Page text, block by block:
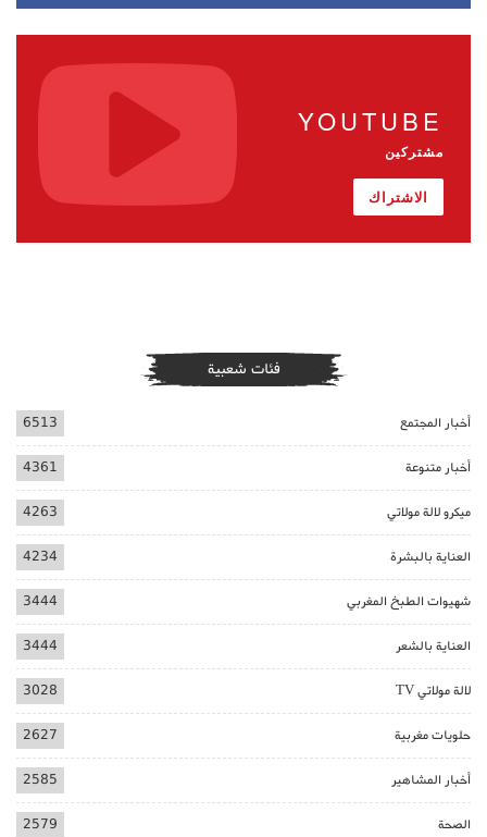
YOUTUBE
مشتركين
الاشتراك
فئات شعبية
أخبار المجتمع 6513
أخبار متنوعة 4361
ميكرو لالة مولاتي 4263
العناية بالبشرة 4234
شهيوات الطبخ المغربي 3444
العناية بالشعر 3444
لالة مولاتي TV 3028
حلويات مغربية 2627
أخبار المشاهير 2585
الصحة 2579